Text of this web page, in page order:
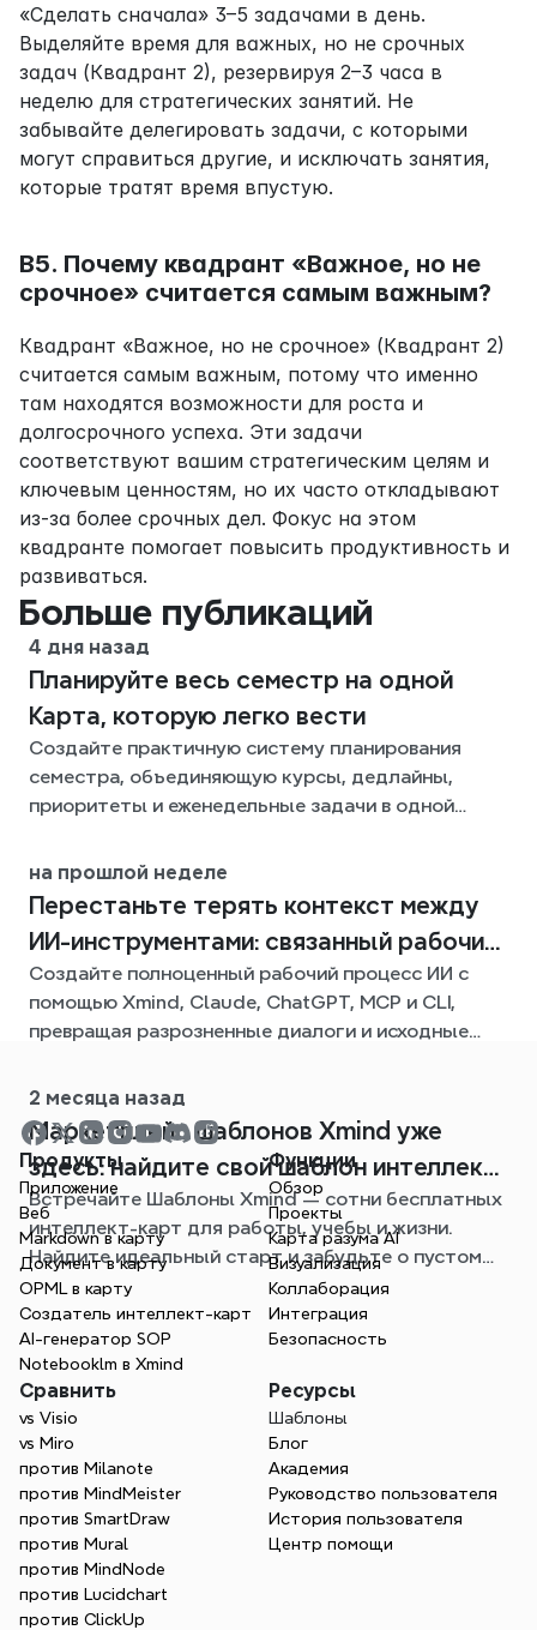
«Сделать сначала» 3–5 задачами в день.
Выделяйте время для важных, но не срочных
задач (Квадрант 2), резервируя 2–3 часа в
неделю для стратегических занятий. Не
забывайте делегировать задачи, с которыми
могут справиться другие, и исключать занятия,
которые тратят время впустую.
В5. Почему квадрант «Важное, но не
срочное» считается самым важным?
Квадрант «Важное, но не срочное» (Квадрант 2)
считается самым важным, потому что именно
там находятся возможности для роста и
долгосрочного успеха. Эти задачи
соответствуют вашим стратегическим целям и
ключевым ценностям, но их часто откладывают
из-за более срочных дел. Фокус на этом
квадранте помогает повысить продуктивность и
развиваться.
Больше публикаций
4 дня назад
Планируйте весь семестр на одной
Карта, которую легко вести
Создайте практичную систему планирования
семестра, объединяющую курсы, дедлайны,
приоритеты и еженедельные задачи в одной
на прошлой неделе
Перестаньте терять контекст между
ИИ-инструментами: связанный рабочий
процесс с Xmind
Создайте полноценный рабочий процесс ИИ с
помощью Xmind, Claude, ChatGPT, MCP и CLI,
превращая разрозненные диалоги и исходные
карты.
2 месяца назад
Mаpкетплейс шаблонов Xmind уже
здесь: найдите свой шаблон интеллект-
карты для любой ситуации
Встречайте Шаблоны Xmind — сотни бесплатных
интеллект-карт для работы, учебы и жизни.
Найдите идеальный старт и забудьте о пустом
листе.
Продукты
Приложение
Веб
Markdown в карту
Документ в карту
OPML в карту
Создатель интеллект-карт
AI-генератор SOP
Notebooklm в Xmind
Функции
Обзор
Проекты
Карта разума AI
Визуализация
Коллаборация
Интеграция
Безопасность
Сравнить
vs Visio
vs Miro
против Milanote
против MindMeister
против SmartDraw
против Mural
против MindNode
против Lucidchart
против ClickUp
Ресурсы
Шаблоны
Блог
Академия
Руководство пользователя
История пользователя
Центр помощи